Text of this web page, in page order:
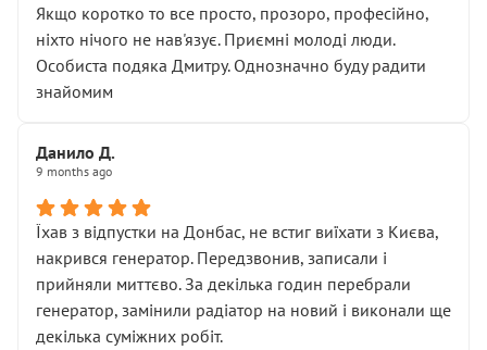
Якщо коротко то все просто, прозоро, професійно,
ніхто нічого не нав'язує. Приємні молоді люди.
Особиста подяка Дмитру. Однозначно буду радити
знайомим
Данило Д.
9 months ago
Їхав з відпустки на Донбас, не встиг виїхати з Києва,
накрився генератор. Передзвонив, записали і
прийняли миттєво. За декілька годин перебрали
генератор, замінили радіатор на новий і виконали ще
декілька суміжних робіт.